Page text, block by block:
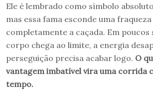
Ele é lembrado como símbolo
mas essa fama esconde uma
completamente a caçada. Em poucos
corpo chega ao limite, a energia
perseguição precisa acabar logo. O
vantagem imbatível vira uma corrida
tempo.